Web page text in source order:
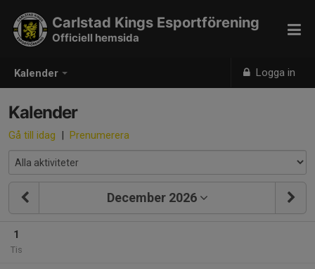
Kalender Logga in
Carlstad Kings Esportförening
Officiell hemsida
Kalender
Gå till idag | Prenumerera
December 2026
1
Tis